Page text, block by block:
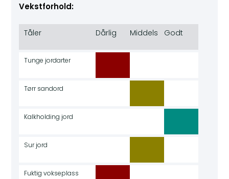
Vekstforhold:
Tåler Dårlig Middels Godt
Tunge jordarter
Tørr sandord
Kalkholding jord
Sur jord
Fuktig vokseplass